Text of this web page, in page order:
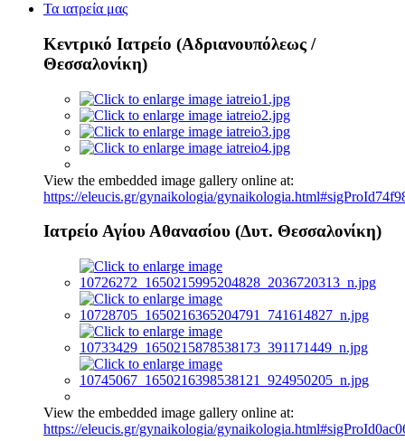
Τα ιατρεία μας
Κεντρικό Ιατρείο (Αδριανουπόλεως /
Θεσσαλονίκη)
View the embedded image gallery online at:
https://eleucis.gr/gynaikologia/
Ιατρείο Αγίου Αθανασίου (Δυτ. Θεσσαλονίκη)
View the embedded image gallery online at:
https://eleucis.gr/gynaikologia/